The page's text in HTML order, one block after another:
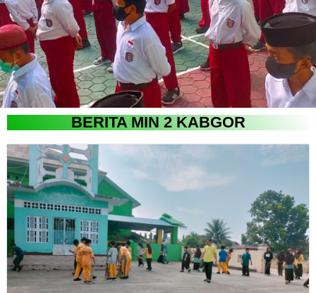
BERITA MIN 2 KABGOR